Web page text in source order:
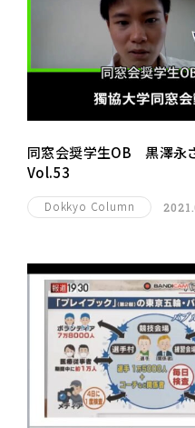
同窓会奨学生OB 黒澤
Vol.53
Dokkyo Column